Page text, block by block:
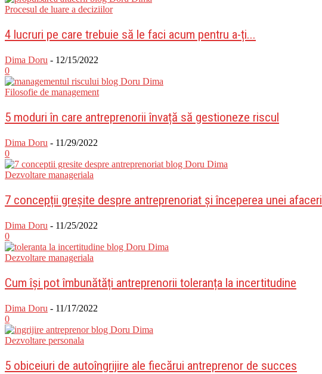
Procesul de luare a deciziilor
4 lucruri pe care trebuie să le faci acum pentru a-ți...
Dima Doru - 12/15/2022
0
Filosofie de management
5 moduri în care antreprenorii învață să gestioneze riscul
Dima Doru - 11/29/2022
0
Dezvoltare manageriala
7 concepții greșite despre antreprenoriat și începerea unei afaceri
Dima Doru - 11/25/2022
0
Dezvoltare manageriala
Cum își pot îmbunătăți antreprenorii toleranța la incertitudine
Dima Doru - 11/17/2022
0
Dezvoltare personala
5 obiceiuri de autoîngrijire ale fiecărui antreprenor de succes